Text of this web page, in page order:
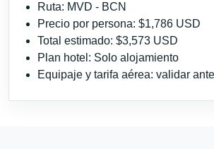
Ruta: MVD - BCN
Precio por persona: $1,786 USD
Total estimado: $3,573 USD
Plan hotel: Solo alojamiento
Equipaje y tarifa aérea: validar